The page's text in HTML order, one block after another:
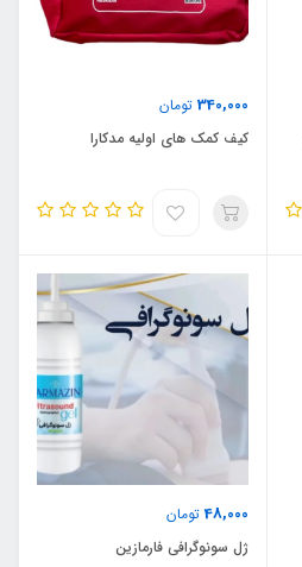
340,000 تومان
کیف کمک های اولیه مدکارا
48,000تومان
ژل سونوگرافی فارمازین